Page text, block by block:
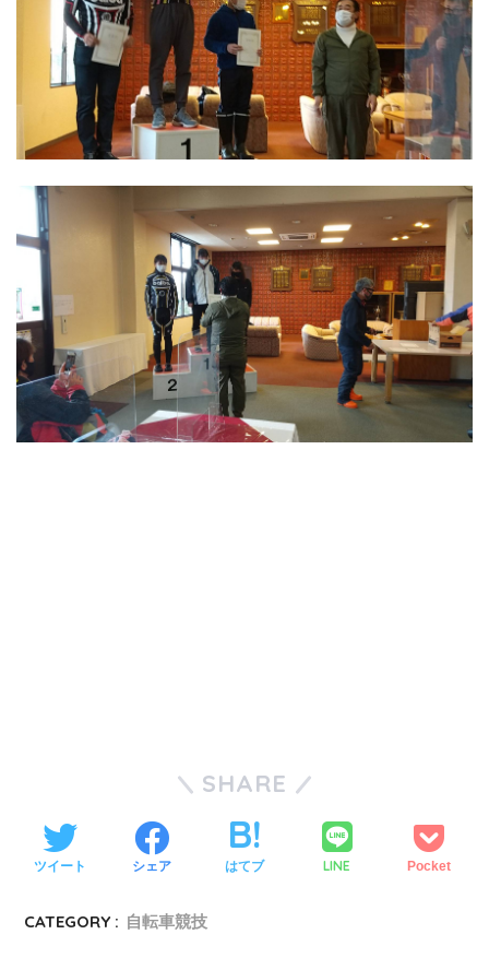
SHARE
ツイート シェア はてブ LINE Pocket
CATEGORY : 自転車競技